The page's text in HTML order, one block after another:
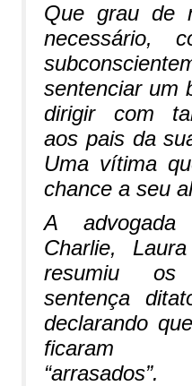
Que grau de
necessário,
sentenciar um
dirigir com
aos pais da
Uma vítima
chance a seu
A
Charlie,
resumiu
sentença
declarando
ficaram
“arrasados”.